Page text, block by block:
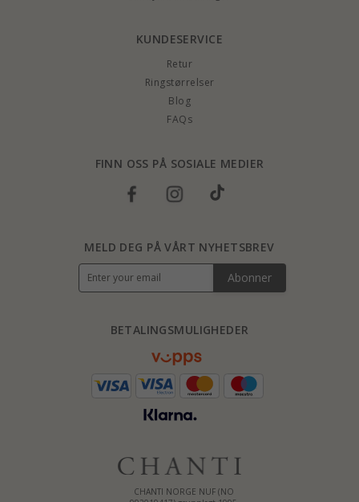
KUNDESERVICE
Retur
Ringstørrelser
Blog
FAQs
FINN OSS PÅ SOSIALE MEDIER
CHANTI NORGE NUF (NO
BETALINGSMULIGHEDER
MELD DEG PÅ VÅRT NYHETSBREV
Abonner